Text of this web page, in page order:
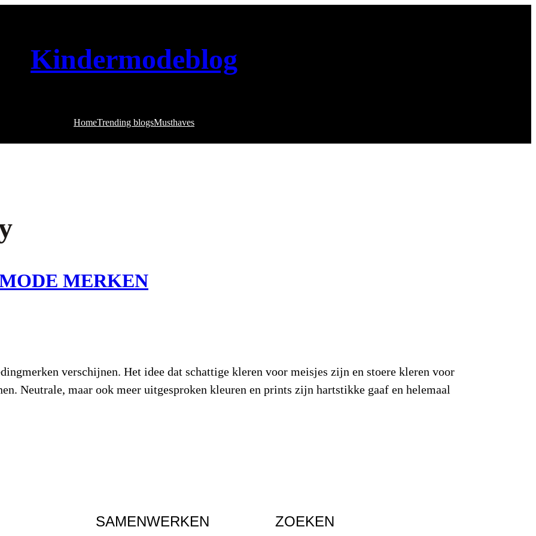
Kindermodeblog
HomeTrending blogsMusthaves
MERKEN
verschijnen. Het idee dat schattige kleren voor meisjes zijn en stoere kleren voor
Neutrale, maar ook meer uitgesproken kleuren en prints zijn hartstikke gaaf en helemaal
SAMENWERKEN ZOEKEN